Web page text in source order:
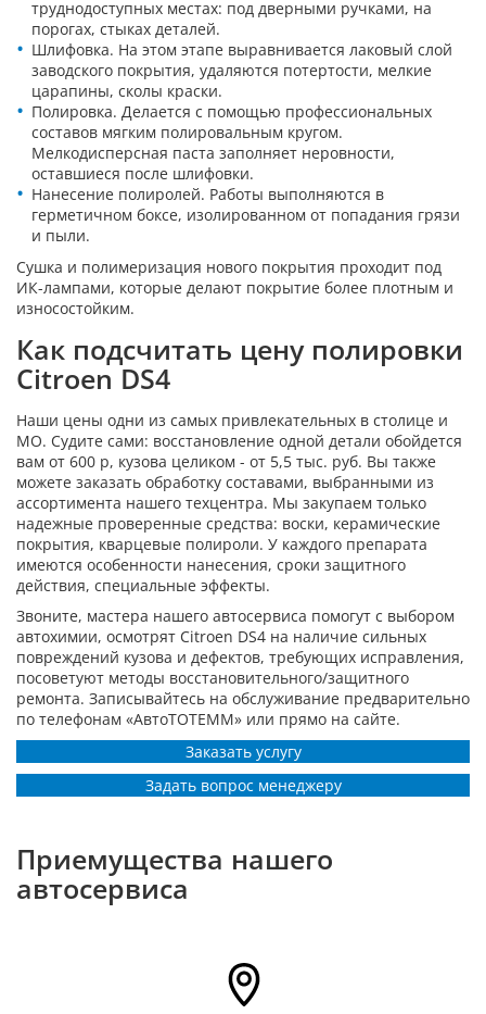
труднодоступных местах: под дверными ручками, на
порогах, стыках деталей.
Шлифовка. На этом этапе выравнивается лаковый слой
заводского покрытия, удаляются потертости, мелкие
царапины, сколы краски.
Полировка. Делается с помощью профессиональных
составов мягким полировальным кругом.
Мелкодисперсная паста заполняет неровности,
оставшиеся после шлифовки.
Нанесение полиролей. Работы выполняются в
герметичном боксе, изолированном от попадания грязи
и пыли.
Сушка и полимеризация нового покрытия проходит под
ИК-лампами, которые делают покрытие более плотным и
износостойким.
Как подсчитать цену полировки
Citroen DS4
Наши цены одни из самых привлекательных в столице и
МО. Судите сами: восстановление одной детали обойдется
вам от 600 р, кузова целиком - от 5,5 тыс. руб. Вы также
можете заказать обработку составами, выбранными из
ассортимента нашего техцентра. Мы закупаем только
надежные проверенные средства: воски, керамические
покрытия, кварцевые полироли. У каждого препарата
имеются особенности нанесения, сроки защитного
действия, специальные эффекты.
Звоните, мастера нашего автосервиса помогут с выбором
автохимии, осмотрят Citroen DS4 на наличие сильных
повреждений кузова и дефектов, требующих исправления,
посоветуют методы восстановительного/защитного
ремонта. Записывайтесь на обслуживание предварительно
по телефонам «АвтоТОТЕММ» или прямо на сайте.
Заказать услугу
Задать вопрос менеджеру
Приемущества нашего
автосервиса